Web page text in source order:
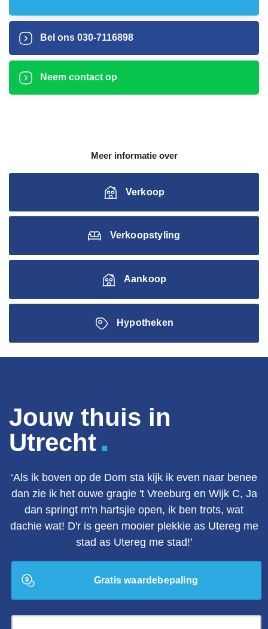
Bel ons 030-7116898
Neem contact op
Meer informatie over
Verkoop
Verkoopstyling
Aankoop
Hypotheken
Jouw thuis in
Utrecht.
‘Als ik boven op de Dom sta kijk ik even naar benee
dan zie ik het ouwe gragie 't Vreeburg en Wijk C, Ja
dan springt m'n hartsjie open, ik ben trots, wat
dachie wat! D'r is geen mooier plekkie as Utereg me
stad as Utereg me stad!’
Gratis waardebepaling